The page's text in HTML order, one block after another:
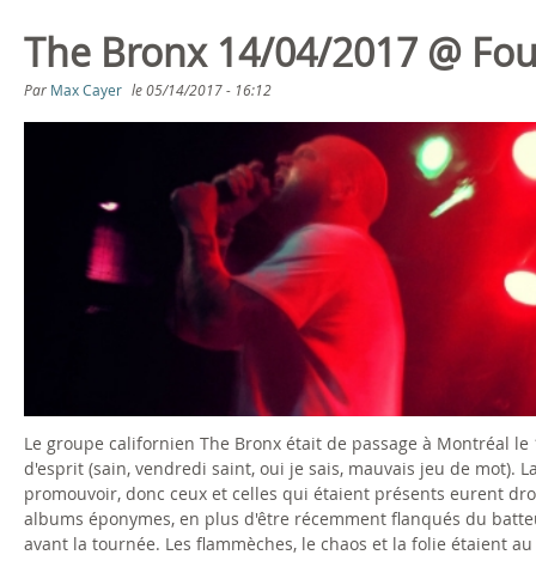
The Bronx 14/04/2017 @
Par Max Cayer le05/14/2017 - 16:12
Le groupe californien The Bronx était de passage à Montréal
d'esprit (sain, vendredi saint, oui je sais, mauvais jeu de mot).
promouvoir, donc ceux et celles qui étaient présents eurent
albums éponymes, en plus d'être récemment flanqués du
avant la tournée. Les flammèches, le chaos et la folie étaient